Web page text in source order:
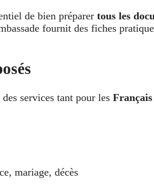
de bien préparer tous les
fournit des fiches
services tant pour les
mariage, décès